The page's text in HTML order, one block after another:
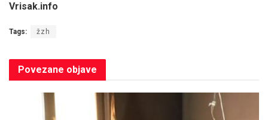
Vrisak.info
Tags: žzh
Povezane objave